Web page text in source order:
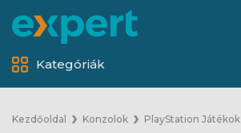
Kategóriák
Kezdőoldal Konzolok PlayStation Játékok